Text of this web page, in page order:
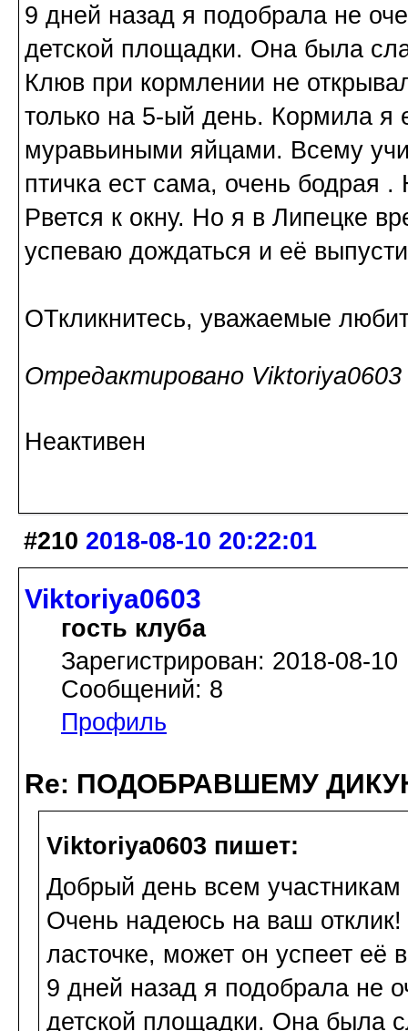
9 дней назад я подобрала не
детской площадки. Она была
Клюв при кормлении не
только на 5-ый день. Кормила
муравьиными яйцами. Всему
птичка ест сама, очень бодрая
Рвется к окну. Но я в Липецке
успеваю дождаться и её
ОТкликнитесь, уважаемые
Отредактировано Viktoriya0603
Неактивен
#210 2018-08-10 20:22:01
Viktoriya0603
гость клуба
Зарегистрирован: 2018-08-10
Сообщений: 8
Профиль
Re: ПОДОБРАВШЕМУ
Viktoriya0603 пишет:
Добрый день всем участникам
Очень надеюсь на ваш отклик!
ласточке, может он успеет её
9 дней назад я подобрала не
детской площадки. Она была